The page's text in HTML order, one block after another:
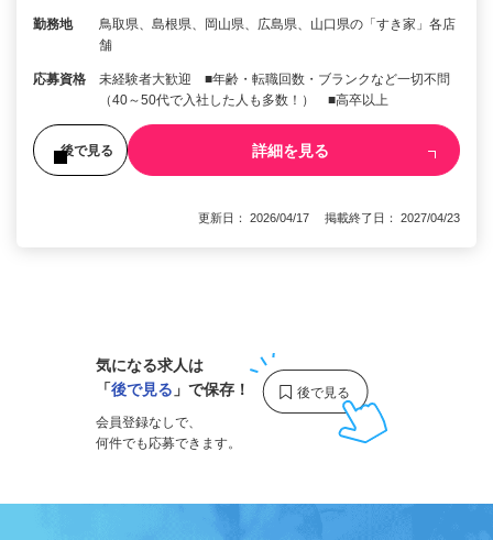
勤務地
鳥取県、島根県、岡山県、広島県、山口県の「すき家」各店
舗
応募資格
未経験者大歓迎 ■年齢・転職回数・ブランクなど一切不問
（40～50代で入社した人も多数！） ■高卒以上
後で見る 詳細を見る
更新日： 2026/04/17 掲載終了日： 2027/04/23
気になる求人は
「後で見る 」で保存！
会員登録なしで、
何件でも応募できます。